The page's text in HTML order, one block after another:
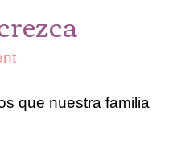
que nuestra familia